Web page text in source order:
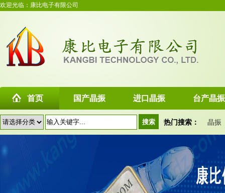
欢迎光临：康比电子有限公司
首页 国产晶振 进口晶振 台产晶振
热门搜索： 晶振